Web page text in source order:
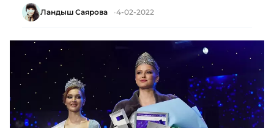
Ландыш Саярова 4-02-2022